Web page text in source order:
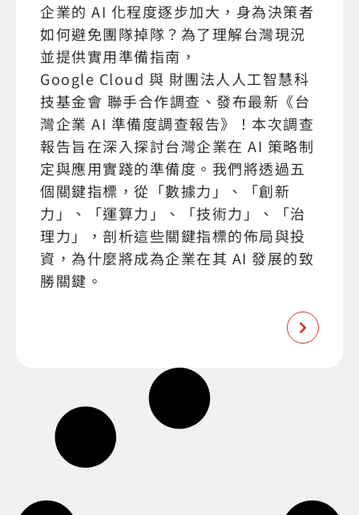
企業的 AI 化程度逐步加大，身為決策者
如何避免團隊掉隊？為了理解台灣現況
並提供實用準備指南，
Google Cloud 與 財團法人人工智慧科
技基金會 聯手合作調查、發布最新《台
灣企業 AI 準備度調查報告》！本次調查
報告旨在深入探討台灣企業在 AI 策略制
定與應用實踐的準備度。我們將透過五
個關鍵指標，從「數據力」、「創新
力」、「運算力」、「技術力」、「治
理力」，剖析這些關鍵指標的佈局與投
資，為什麼將成為企業在其 AI 發展的致
勝關鍵。